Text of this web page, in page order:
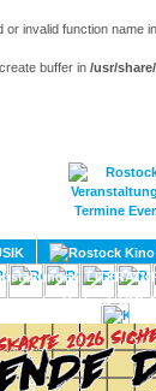
or invalid function name in
buffer in /usr/